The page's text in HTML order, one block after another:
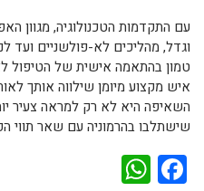
עם התקדמות הטכנולוגיה, מגוון
וגדל, מהליכים לא-פולשניים ועד
טמון בהתאמה אישית של הטיפול
איש מקצוע מיומן שילווה אותך
השאיפה היא לא רק למראה צעיר
שישתלבו בהרמוניה עם שאר תווי
Facebook